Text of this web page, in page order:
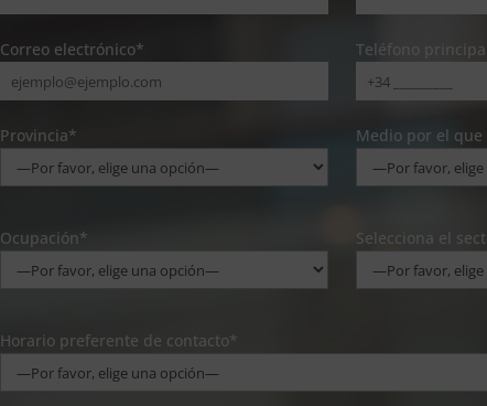
Correo electrónico* Teléfono
Provincia* Medio por el
Ocupación* Selecciona el
Horario preferente de contacto*